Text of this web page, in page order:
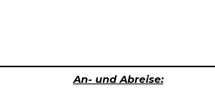
An- und Abreise: